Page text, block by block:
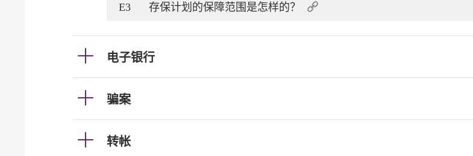
E3 存保计划的保障范围是怎样的？
电子银行
骗案
转帐